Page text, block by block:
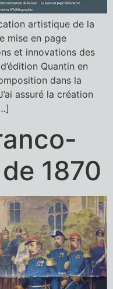
artistique de la
mise en page
et innovations des
Quantin en
dans la
assuré la création
1870